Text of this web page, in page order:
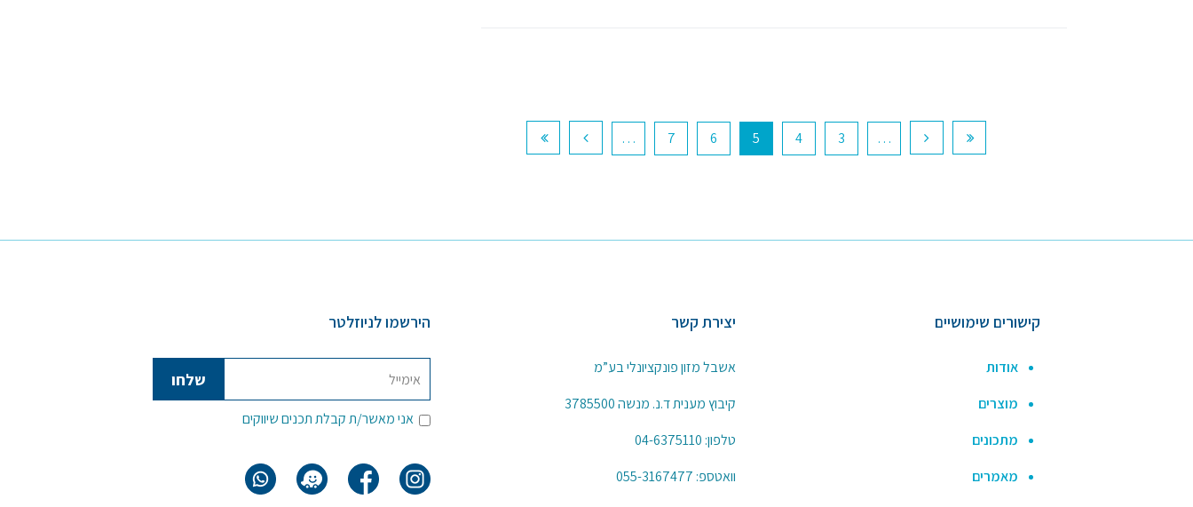
…
3
4
5
6
7
…
קישורים שימושיים
אודות
מוצרים
מתכונים
מאמרים
יצירת קשר
אשבל מזון פונקציונלי בע”מ
קיבוץ מענית ד.נ. מנשה 3785500
טלפון: 04-6375110
וואטספ: 055-3167477
הירשמו לניוזלטר
אני מאשר/ת קבלת תכנים שיווקים